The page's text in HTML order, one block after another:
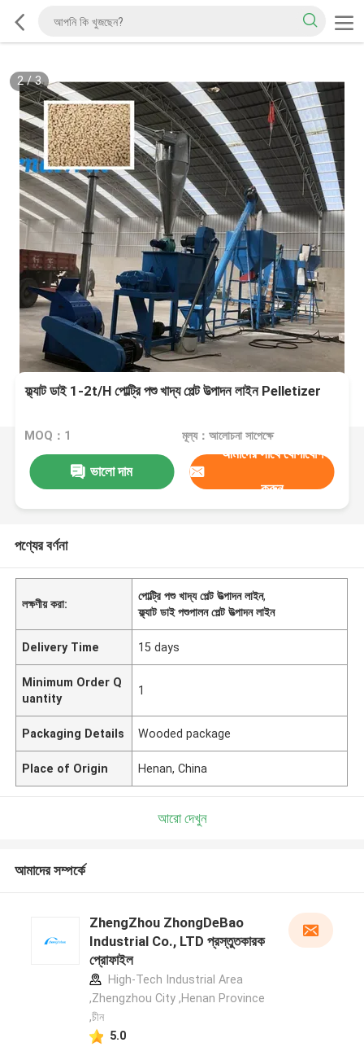
2/3
ফ্ল্যাট ডাই 1-2t/H পোল্ট্রি পশু খাদ্য পেল্ট উত্পাদন লাইন Pelletizer
MOQ：1 মূল্য：আলোচনা সাপেক্ষে
ভালো দাম
আমাদের সাথে যোগাযোগ
করুন
পণ্যের বর্ণনা
লক্ষণীয় করা:
পোল্ট্রি পশু খাদ্য পেল্ট উত্পাদন লাইন,
ফ্ল্যাট ডাই পশুপালন পেল্ট উত্পাদন লাইন
Delivery Time 15 days
Minimum Order Q
uantity
1
Packaging Details Wooded package
Place of Origin Henan, China
আরো দেখুন
আমাদের সম্পর্কে
ZhengZhou ZhongDeBao
Industrial Co., LTD প্রস্তুতকারক
প্রোফাইল
High-Tech Industrial Area
,Zhengzhou City ,Henan Province
,চীন
5.0